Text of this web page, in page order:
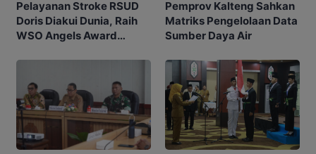
Pelayanan Stroke RSUD
Doris Diakui Dunia, Raih
WSO Angels Award
Pemprov Kalteng Sahkan
Matriks Pengelolaan Data
Sumber Daya Air